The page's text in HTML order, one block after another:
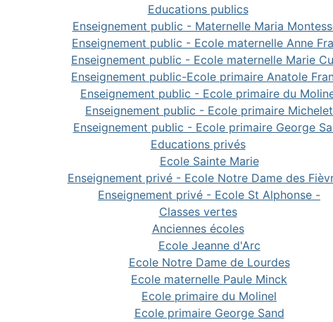
Educations publics
Enseignement public - Maternelle Maria
Enseignement public - Ecole maternelle Anne
Enseignement public - Ecole maternelle Marie
Enseignement public-Ecole primaire Anatole
Enseignement public - Ecole primaire du
Enseignement public - Ecole primaire Michelet
Enseignement public - Ecole primaire George
Educations privés
Ecole Sainte Marie
Enseignement privé - Ecole Notre Dame des
Enseignement privé - Ecole St Alphonse -
Classes vertes
Anciennes écoles
Ecole Jeanne d'Arc
Ecole Notre Dame de Lourdes
Ecole maternelle Paule Minck
Ecole primaire du Molinel
Ecole primaire George Sand